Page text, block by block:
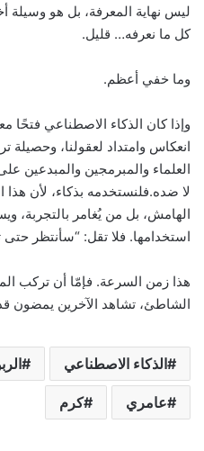
ليس نهاية المعرفة، بل هو وسيلة
كل ما نعرفه… قليل.
وما خفي أعظم.
وإذا كان الذكاء الاصطناعي فتحًا
انعكاس وامتداد لعقولنا، وحصيلة
العلماء والمبرمجين والمبدعين
لا ضده.فلنستخدمه بذكاء، لأن
الهامش، بل من يُغامر بالتجربة،
استخدامها. فلا تقل: “سأنتظر حتى
هذا زمن السرعة. فإمّا أن تركب
الشاطئ، تشاهد الآخرين يمضون
الذكاء الاصطناعي
عامري كرم